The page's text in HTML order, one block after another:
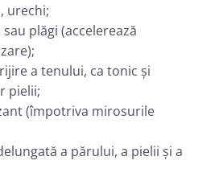
urechi;
plăgi (accelerează
a tenului, ca tonic şi
pielii;
(împotriva mirosurile
a părului, a pielii şi a